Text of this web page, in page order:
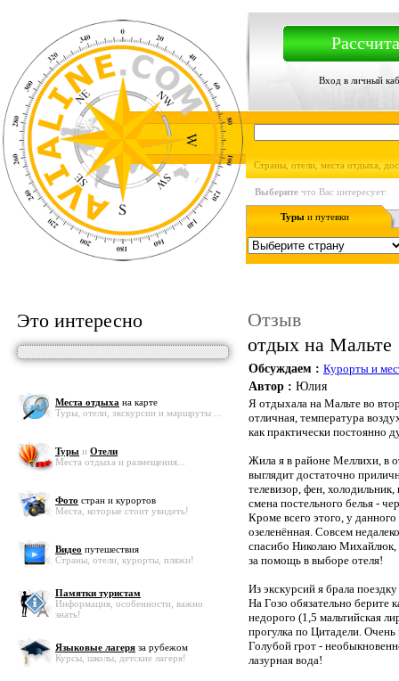
Вход в личный
Страны, отели, места отдыха,
Выберите что Вас интересует:
Туры и путевки
Это интересно
Места отдыха на карте
Туры, отели, экскурсии и маршруты ...
Туры и Отели
Места отдыха и размещения...
Фото стран и курортов
Места, которые стоит увидеть!
Видео путешествия
Страны, отели, курорты, пляжи!
Памятки туристам
Информация, особенности, важно
знать!
Языковые лагеря за рубежом
Курсы, школы, детские лагеря!
Отзыв
отдых на Мальте
Обсуждаем : Курорты и
Автор : Юлия
Я отдыхала на Мальте во
отличная, температура
как практически постоянно
Жила я в районе Меллихи, в
выглядит достаточно
телевизор, фен,
смена постельного белья -
Кроме всего этого, у
озеленённая. Совсем
спасибо Николаю Михайлюк,
за помощь в выборе отеля!
Из экскурсий я брала
На Гозо обязательно берите
недорого (1,5 мальтийская
прогулка по Цитадели.
Голубой грот -
лазурная вода!